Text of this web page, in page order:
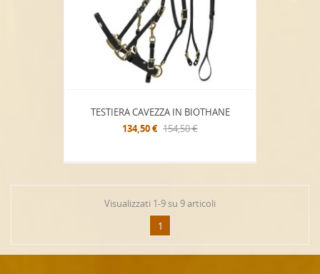
TESTIERA CAVEZZA IN BIOTHANE
134,50 € 154,50 €
Visualizzati 1-9 su 9 articoli
1